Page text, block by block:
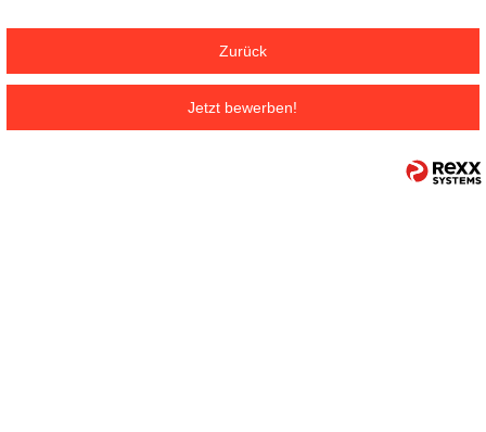
Zurück
Jetzt bewerben!